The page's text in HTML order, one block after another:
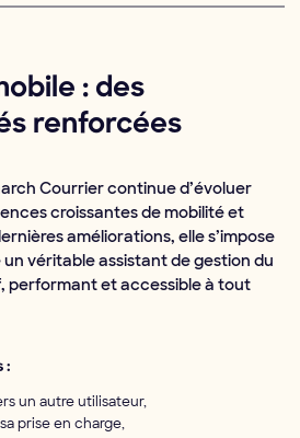
: des
renforcées
Courrier continue d’évoluer
croissantes de mobilité et
améliorations, elle s’impose
véritable assistant de gestion du
performant et accessible à tout
:
un autre utilisateur,
prise en charge,